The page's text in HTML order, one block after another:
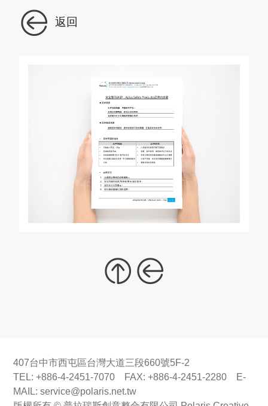
返回
407台中市西屯區台灣大道三段660號5F-2
TEL: +886-4-2451-7070 FAX: +886-4-2451-2280 E-
MAIL:service@polaris.net.tw